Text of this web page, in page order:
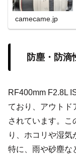
camecame.jp
防塵・防滴
RF400mm F2.8L
ており、アウトド
されています。こ
り、ホコリや湿気
特に、雨や砂塵な